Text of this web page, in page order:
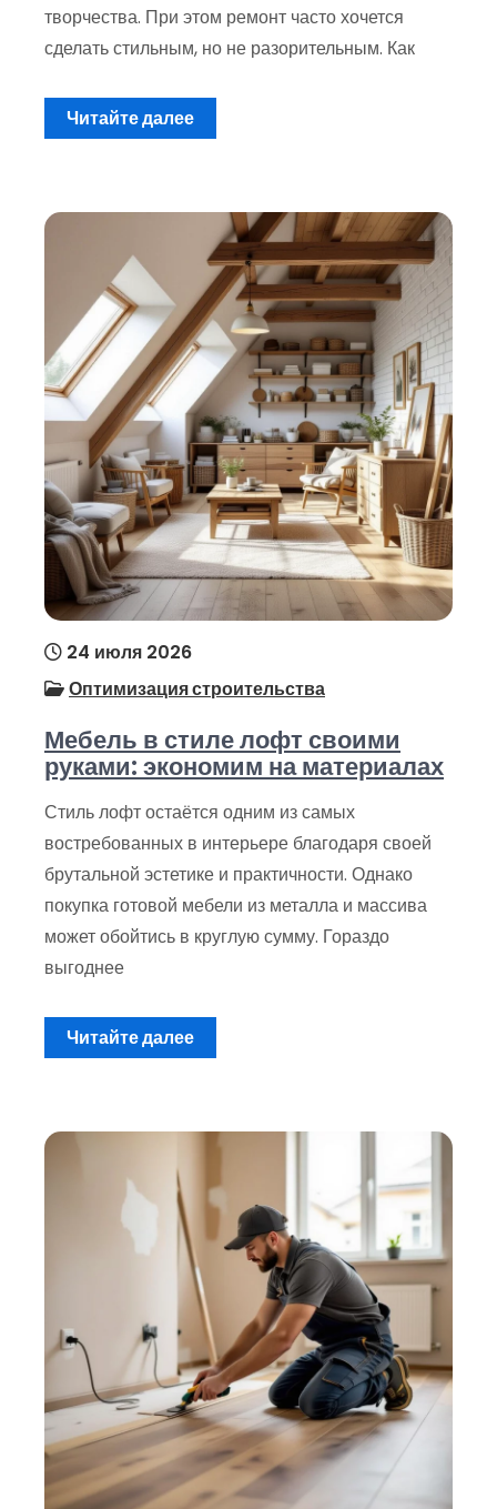
творчества. При этом ремонт часто хочется
сделать стильным, но не разорительным. Как
Читайте далее
24 июля 2026
Оптимизация строительства
Мебель в стиле лофт своими
руками: экономим на материалах
Стиль лофт остаётся одним из самых
востребованных в интерьере благодаря своей
брутальной эстетике и практичности. Однако
покупка готовой мебели из металла и массива
может обойтись в круглую сумму. Гораздо
выгоднее
Читайте далее